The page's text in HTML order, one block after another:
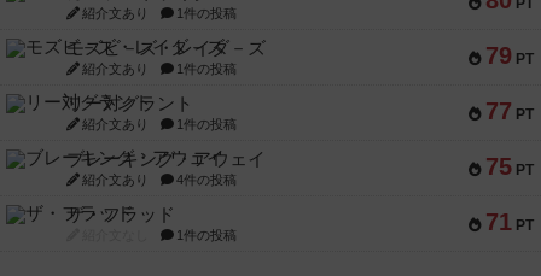
PT
紹介文あり 1件の投稿
79 PT
モズビ－ズ・レイダ－ズ
紹介文あり 1件の投稿
77 PT
リー対グラント
紹介文あり 1件の投稿
75 PT
ブレーキング・アウェイ
紹介文あり 4件の投稿
71 PT
ザ・フラッド
1件の投稿